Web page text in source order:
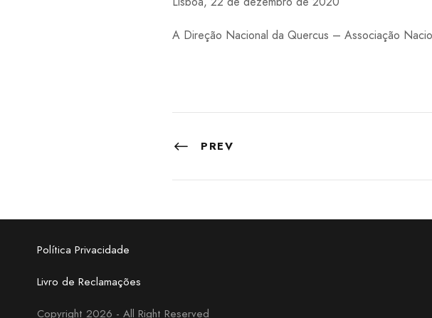
A Direção Nacional da Quercus – Associação
PREV
Política Privacidade
Livro de Reclamações
Copyright 2026 - All Right Reserved